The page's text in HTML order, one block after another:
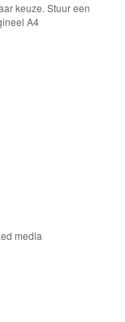
keuze. Stuur een
A4
media